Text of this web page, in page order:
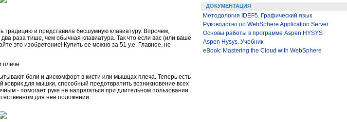
и представила бесшумную клавиатуру. Впрочем,
раза тише, чем обычная клавиатура. Так что если вас (или ваше
это изобретение! Купить ее можно за 51 у.е. Главное, не
плече
боли и дискомфорт в кисти или мышцах плеча. Теперь есть
для мышки, способный предотвратить возникновение всех
- помогает руке не напрягаться при длительном пользовании
для нее положении.
ДОКУМЕНТАЦИЯ
Методология IDEF5. Графический язык
Руководство по WebSphere Application Server
Основы работы в программе Aspen HYSYS
Aspen Hysys. Учебник
eBook: Mastering the Cloud with WebSphere